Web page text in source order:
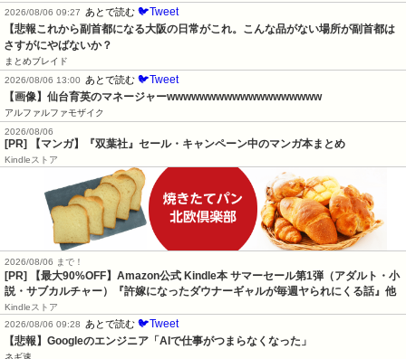
2026/08/06 09:27
あとで読む 🐦Tweet
【悲報これから副首都になる大阪の日常がこれ。こんな品がない場所が副首都は
さすがにやばないか？
まとめブレイド
2026/08/06 13:00
あとで読む 🐦Tweet
【画像】仙台育英のマネージャーwwwwwwwwwwwwwwwwwww
アルファルファモザイク
2026/08/06
[PR] 【マンガ】『双葉社』セール・キャンペーン中のマンガ本まとめ
Kindleストア
2026/08/06 まで！
[PR]
【最大90%OFF】Amazon公式 Kindle本 サマーセール第1弾（アダルト・小
説・サブカルチャー）『許嫁になったダウナーギャルが毎週ヤられにくる話』他
Kindleストア
2026/08/06 09:28
あとで読む 🐦Tweet
【悲報】Googleのエンジニア「AIで仕事がつまらなくなった」